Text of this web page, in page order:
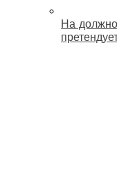
На